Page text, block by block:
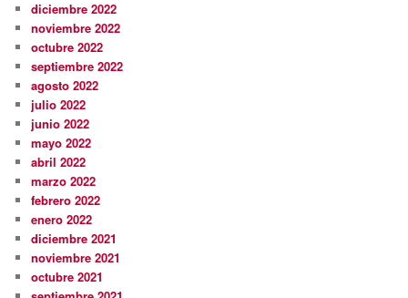
diciembre 2022
noviembre 2022
octubre 2022
septiembre 2022
agosto 2022
julio 2022
junio 2022
mayo 2022
abril 2022
marzo 2022
febrero 2022
enero 2022
diciembre 2021
noviembre 2021
octubre 2021